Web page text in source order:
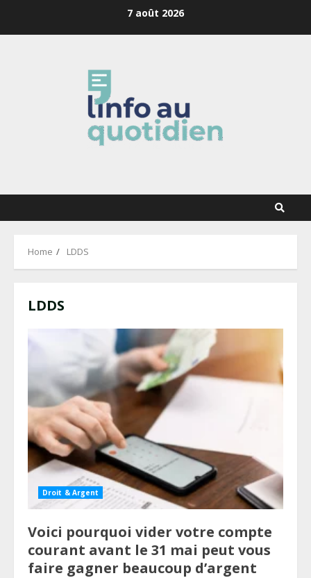
7 août 2026
Home LDDS
LDDS
Droit & Argent
Voici pourquoi vider votre compte
courant avant le 31 mai peut vous
faire gagner beaucoup d’argent